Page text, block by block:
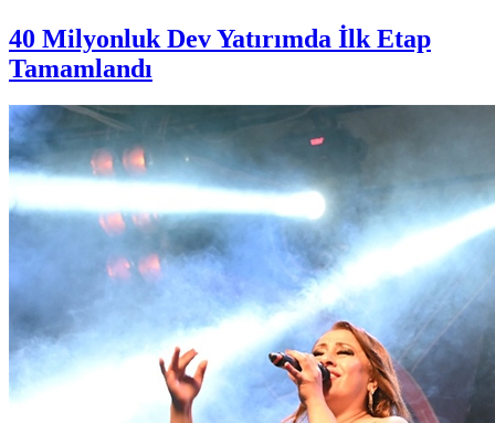
40 Milyonluk Dev Yatırımda İlk Etap
Tamamlandı